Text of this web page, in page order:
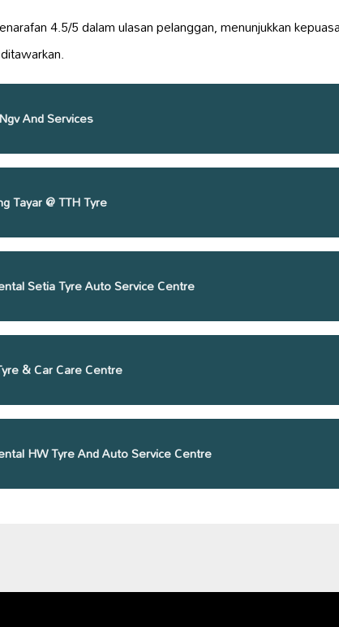
4.5/5 dalam ulasan pelanggan, menunjukkan
And Services
Tayar @ TTH Tyre
Setia Tyre Auto Service Centre
& Car Care Centre
HW Tyre And Auto Service Centre